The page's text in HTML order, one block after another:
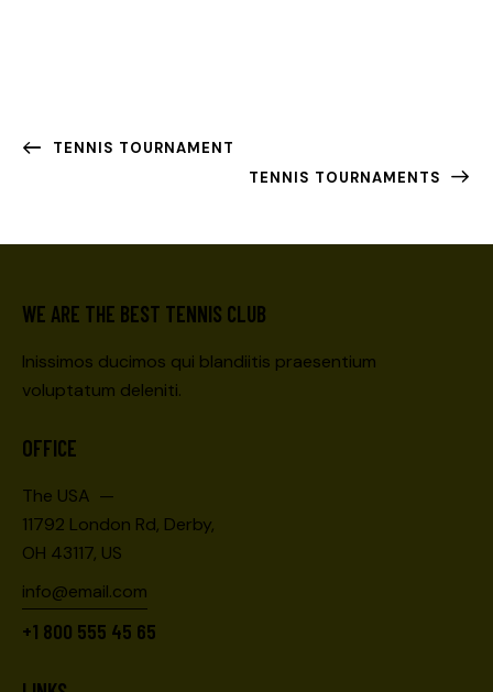
TENNIS TOURNAMENT
TENNIS TOURNAMENTS
WE ARE THE BEST TENNIS CLUB
Inissimos ducimos qui blandiitis praesentium
voluptatum deleniti.
OFFICE
The USA —
11792 London Rd, Derby,
OH 43117, US
info@email.com
+1 800 555 45 65